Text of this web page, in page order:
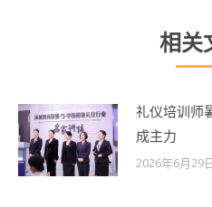
相关
礼仪培训师
成主力
2026年6月29